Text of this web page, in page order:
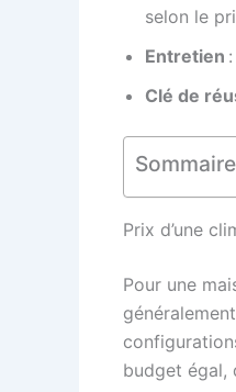
selon le
Entretien
Clé de
Sommaire
Prix d’une
Pour une
budget égal,